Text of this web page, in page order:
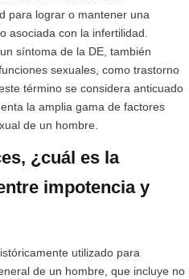
para lograr o mantener una
asociada con la infertilidad.
síntoma de la DE, también
sexuales, como trastorno
término se considera anticuado
la amplia gama de factores
de un hombre.
¿cuál es la
impotencia y
utilizado para
de un hombre, que incluye no